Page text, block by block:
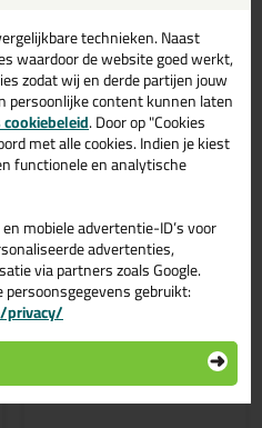
en kenmerken van dit
> technieken. Naast
waardoor de website goed werkt,
zodat wij en derde partijen jouw
persoonlijke content kunnen laten
. Door op "Cookies
met alle cookies. Indien je kiest
functionele en analytische
mobiele advertentie-ID’s voor
advertenties,
via partners zoals Google.
gebruikt:
privacy/